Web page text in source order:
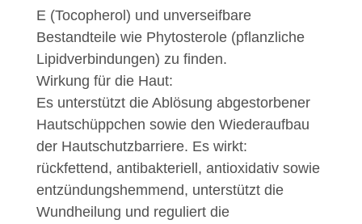
E (Tocopherol) und unverseifbare
Bestandteile wie Phytosterole (pflanzliche
Lipidverbindungen) zu finden.
Wirkung für die Haut:
Es unterstützt die Ablösung abgestorbener
Hautschüppchen sowie den Wiederaufbau
der Hautschutzbarriere. Es wirkt:
rückfettend, antibakteriell, antioxidativ sowie
entzündungshemmend, unterstützt die
Wundheilung und reguliert die